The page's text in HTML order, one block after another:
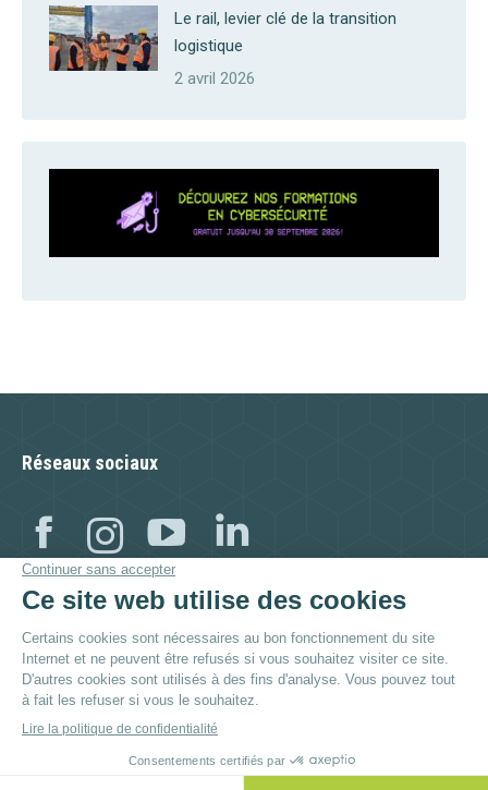
Le rail, levier clé de la transition
logistique
2 avril 2026
Réseaux sociaux
Facebook
Instagram
YouTube
Visitez aussi :
© ByPoush